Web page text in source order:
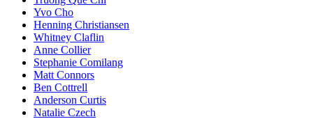
Yvo Cho
Henning Christiansen
Whitney Claflin
Anne Collier
Stephanie Comilang
Matt Connors
Ben Cottrell
Anderson Curtis
Natalie Czech